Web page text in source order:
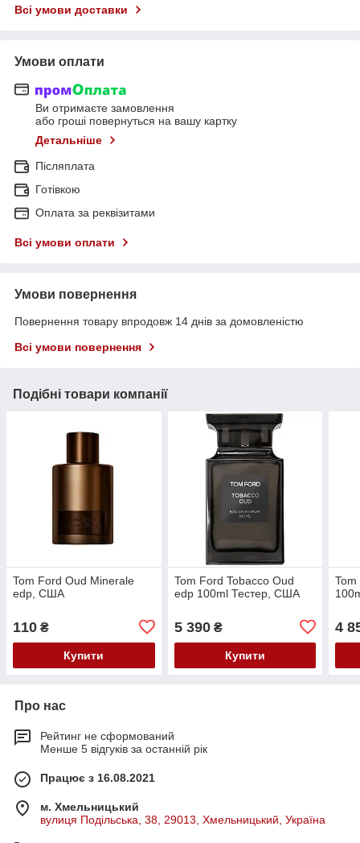
Всі умови доставки
Умови оплати
Ви отримаєте замовлення
або гроші повернуться на вашу картку
Детальніше
Післяплата
Готівкою
Оплата за реквізитами
Всі умови оплати
Умови повернення
Повернення товару впродовж 14 днів за домовленістю
Всі умови повернення
Подібні товари компанії
Tom Ford Oud Minerale
edp, США
110 ₴
Купити
Tom Ford Tobacco Oud
edp 100ml Тестер, США
5 390₴
Купити
4
Про нас
Рейтинг не сформований
Менше 5 відгуків за останній рік
Працює з 16.08.2021
м. Хмельницький
вулиця Подільська, 38, 29013, Хмельницький, Україна